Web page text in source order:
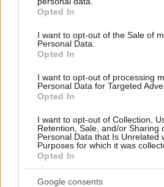
grant or deny consent to Google and
use your data for below specified
consent section.
Opted In
I want to opt-out of the Sale of
Personal Data.
Opted In
I want to opt-out of processing
Personal Data for Targeted
Opted In
I want to opt-out of Collection,
Retention, Sale, and/or Sharing
Personal Data that Is Unrelated
Purposes for which it was
Opted In
Google consents
Ακολουθήστε το protothema.gr
και μάθετε πρώτοι όλες τις
Δείτε όλες τις τελευταίες
και τον Κόσμο, τη στιγμή που
Protothema.gr